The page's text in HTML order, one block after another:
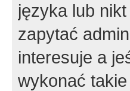
języka lub
zapytać
interesuje a
wykonać